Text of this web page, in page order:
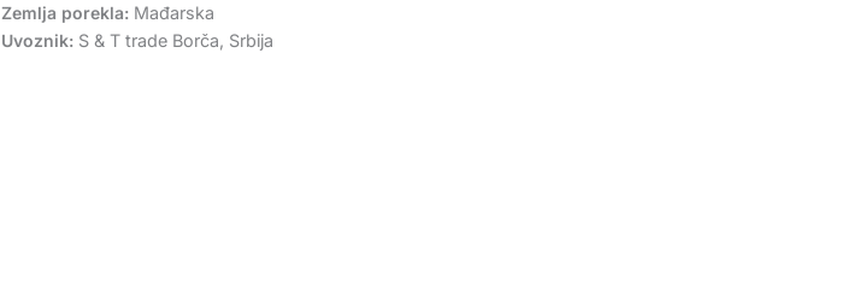
Zemlja porekla: Mađarska
Uvoznik: S & T trade Borča, Srbija